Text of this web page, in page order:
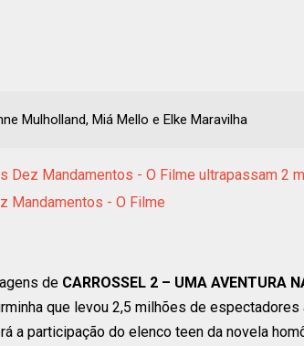
Mulholland, Miá Mello e Elke Maravilha
Dez Mandamentos - O Filme ultrapassam 2
Mandamentos - O Filme
de CARROSSEL 2 – UMA AVENTURA
que levou 2,5 milhões de
a participação do elenco teen da novela